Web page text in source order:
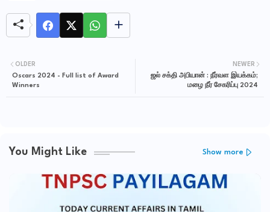
NEWER
ஜல் சக்தி அபியான் : நீர்வள இயக்கம்;
மழை நீர் சேகரிப்பு 2024
OLDER
Oscars 2024 - Full list of Award
Winners
You Might Like Show more